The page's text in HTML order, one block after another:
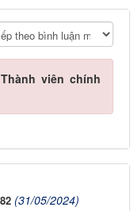
Thành viên chính
(31/05/2024)